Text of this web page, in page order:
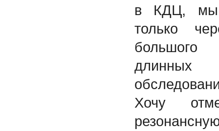
в КДЦ, мы
только
большого
Хочу